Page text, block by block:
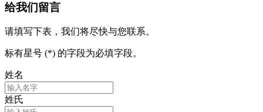
给我们留言
请填写下表，我们将尽快与您联系。
标有星号 (*) 的字段为必填字段。
姓名
姓氏